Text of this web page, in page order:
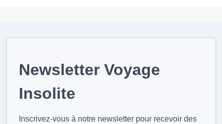
Newsletter Voyage
Insolite
Inscrivez-vous à notre newsletter pour recevoir des